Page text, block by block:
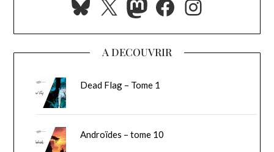
Bluesky
X Mastodon
Facebook
A DECOUVRIR
Dead Flag – Tome 1
Androïdes – tome 10